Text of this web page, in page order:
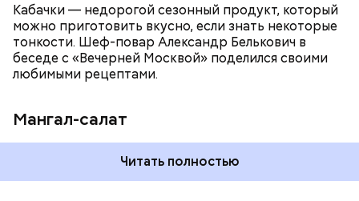
Кабачки — недорогой сезонный продукт, который
можно приготовить вкусно, если знать некоторые
тонкости. Шеф-повар Александр Белькович в
беседе с «Вечерней Москвой» поделился своими
любимыми рецептами.
Мангал-салат
Читать полностью
— Этот вариант кулича не содержит дрожжей,
поэтому люди, которые любят сидеть на диете,
оценят его.